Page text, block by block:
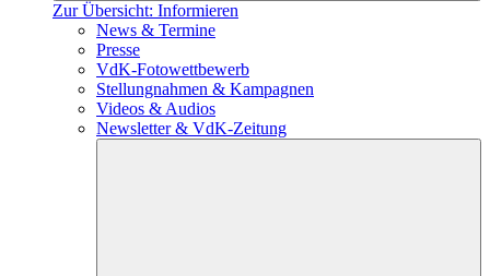
Zur Übersicht: Informieren
News & Termine
Presse
VdK-Fotowettbewerb
Stellungnahmen & Kampagnen
Videos & Audios
Newsletter & VdK-Zeitung